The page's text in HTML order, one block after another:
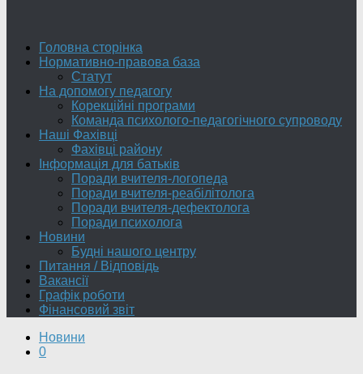
Головна сторінка
Нормативно-правова база
Статут
На допомогу педагогу
Корекційні програми
Команда психолого-педагогічного супроводу
Наші Фахівці
Фахівці району
Інформація для батьків
Поради вчителя-логопеда
Поради вчителя-реабілітолога
Поради вчителя-дефектолога
Поради психолога
Новини
Будні нашого центру
Питання / Відповідь
Вакансії
Графік роботи
Фінансовий звіт
Новини
0